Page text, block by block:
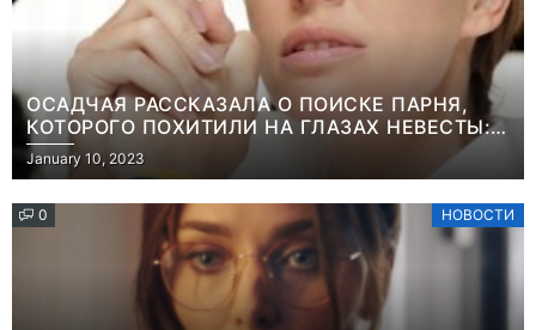
ОСАДЧАЯ РАССКАЗАЛА О ПОИСКЕ ПАРНЯ,
КОТОРОГО ПОХИТИЛИ НА ГЛАЗАХ НЕВЕСТЫ:
“ОН ВЕСЬ УДАР ПРИНЯЛ НА СЕБЯ”
January 10, 2023
0 НОВОСТИ